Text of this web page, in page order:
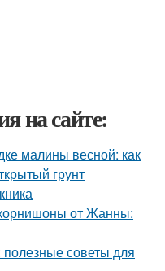
на сайте:
малины весной: как
грунт
от Жанны:
полезные советы для